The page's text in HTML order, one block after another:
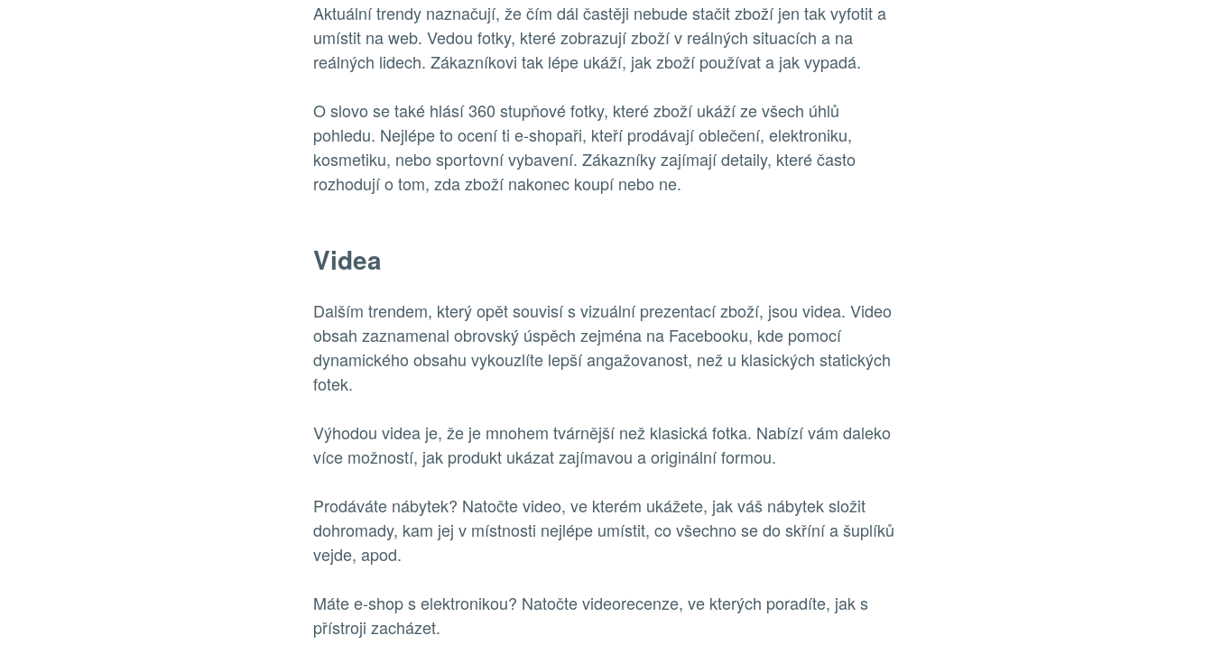
Aktuální trendy naznačují, že čím dál častěji nebude stačit zboží jen tak vyfotit a
umístit na web. Vedou fotky, které zobrazují zboží v reálných situacích a na
reálných lidech. Zákazníkovi tak lépe ukáží, jak zboží používat a jak vypadá.
O slovo se také hlásí 360 stupňové fotky, které zboží ukáží ze všech úhlů
pohledu. Nejlépe to ocení ti e-shopaři, kteří prodávají oblečení, elektroniku,
kosmetiku, nebo sportovní vybavení. Zákazníky zajímají detaily, které často
rozhodují o tom, zda zboží nakonec koupí nebo ne.
Videa
Dalším trendem, který opět souvisí s vizuální prezentací zboží, jsou videa. Video
obsah zaznamenal obrovský úspěch zejména na Facebooku, kde pomocí
dynamického obsahu vykouzlíte lepší angažovanost, než u klasických statických
fotek.
Výhodou videa je, že je mnohem tvárnější než klasická fotka. Nabízí vám daleko
více možností, jak produkt ukázat zajímavou a originální formou.
Prodáváte nábytek? Natočte video, ve kterém ukážete, jak váš nábytek složit
dohromady, kam jej v místnosti nejlépe umístit, co všechno se do skříní a šuplíků
vejde, apod.
Máte e-shop s elektronikou? Natočte videorecenze, ve kterých poradíte, jak s
přístroji zacházet.